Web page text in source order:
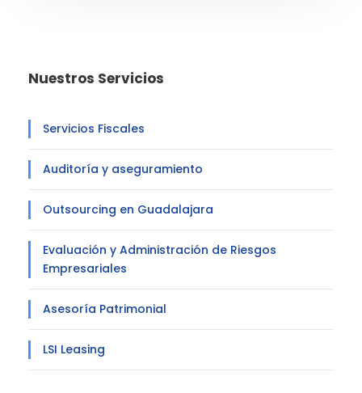
Nuestros Servicios
Servicios Fiscales
Auditoría y aseguramiento
Outsourcing en Guadalajara
Evaluación y Administración de Riesgos
Empresariales
Asesoría Patrimonial
LSI Leasing